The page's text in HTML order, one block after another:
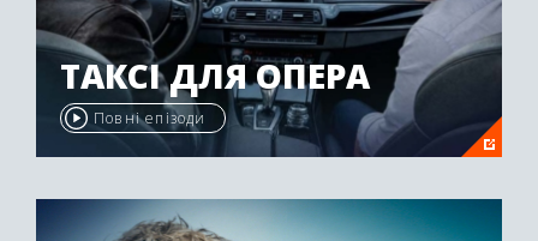
ТАКСІ ДЛЯ ОПЕРА
Повні епізоди